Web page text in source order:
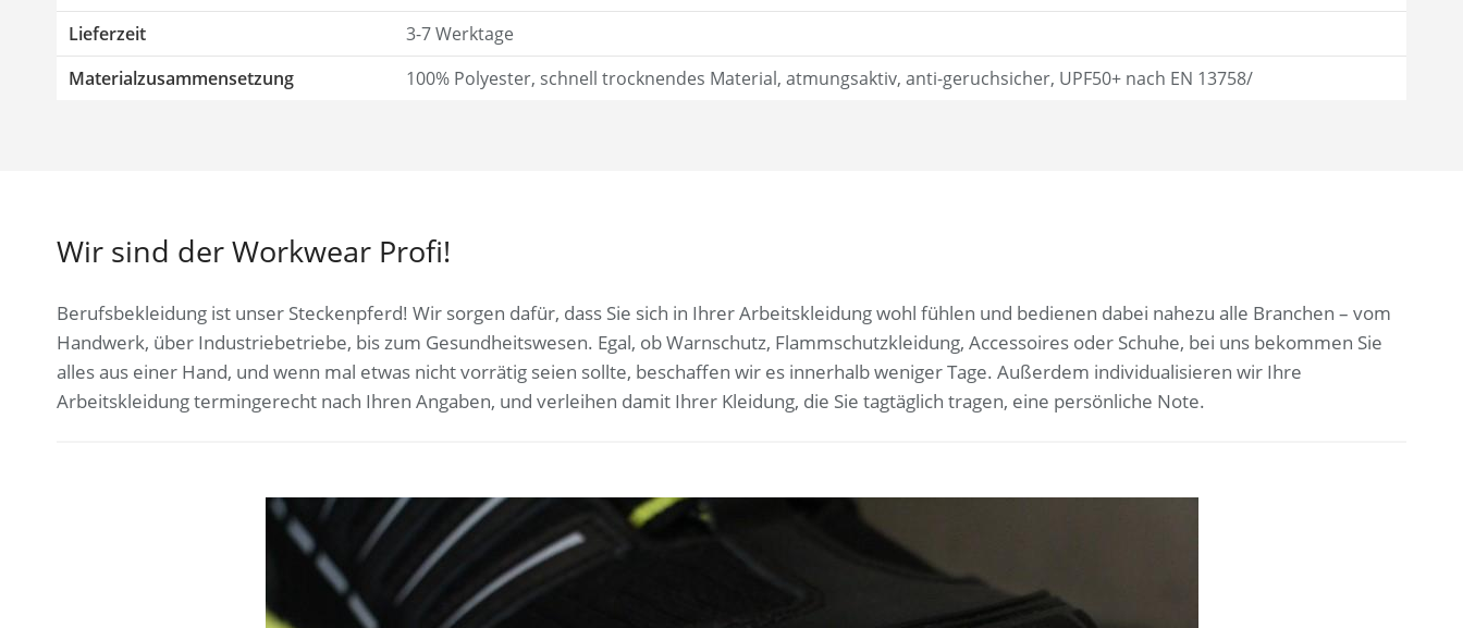
Lieferzeit
3-7 Werktage
Materialzusammensetzung
100% Polyester, schnell trocknendes Material, atmungsaktiv, anti-geruchsicher, UPF50+ nach EN 13758/
Wir sind der Workwear Profi!
Berufsbekleidung ist unser Steckenpferd! Wir sorgen dafür, dass Sie sich in Ihrer Arbeitskleidung wohl fühlen und bedienen dabei nahezu alle Branchen – vom
Handwerk, über Industriebetriebe, bis zum Gesundheitswesen. Egal, ob Warnschutz, Flammschutzkleidung, Accessoires oder Schuhe, bei uns bekommen Sie
alles aus einer Hand, und wenn mal etwas nicht vorrätig seien sollte, beschaffen wir es innerhalb weniger Tage. Außerdem individualisieren wir Ihre
Arbeitskleidung termingerecht nach Ihren Angaben, und verleihen damit Ihrer Kleidung, die Sie tagtäglich tragen, eine persönliche Note.